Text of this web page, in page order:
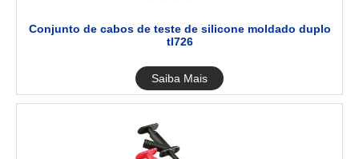
Conjunto de cabos de teste de silicone moldado duplo
tl726
Saiba Mais